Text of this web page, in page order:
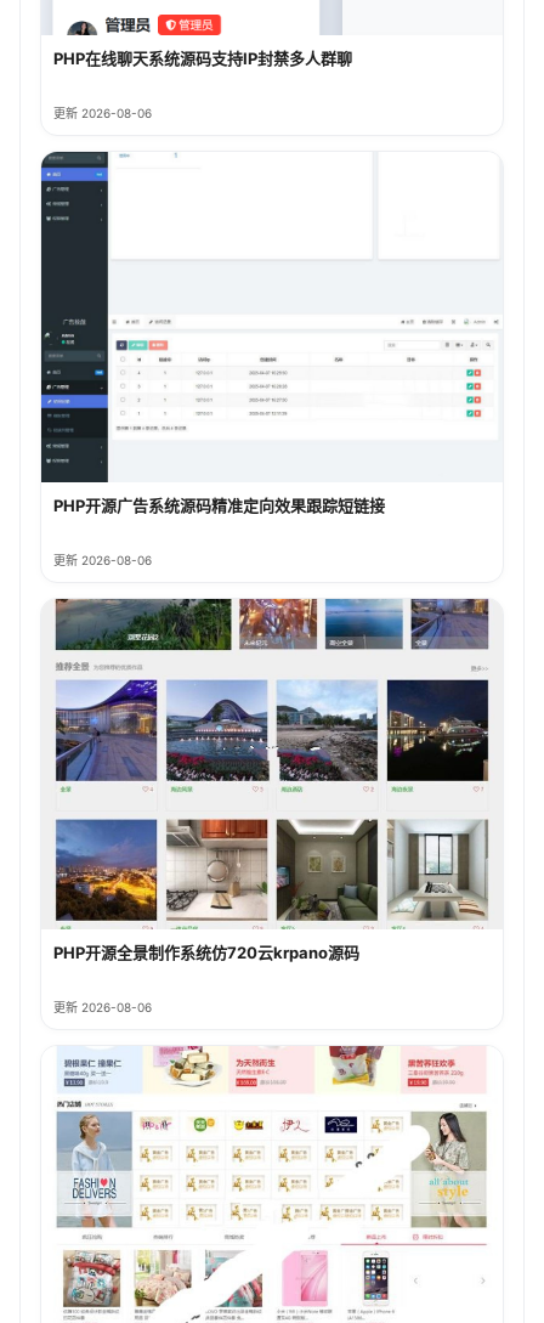
PHP在线聊天系统源码支持IP封禁多人群聊
更新 2026-08-06
PHP开源广告系统源码精准定向效果跟踪短链接
更新 2026-08-06
PHP开源全景制作系统仿720云krpano源码
更新 2026-08-06